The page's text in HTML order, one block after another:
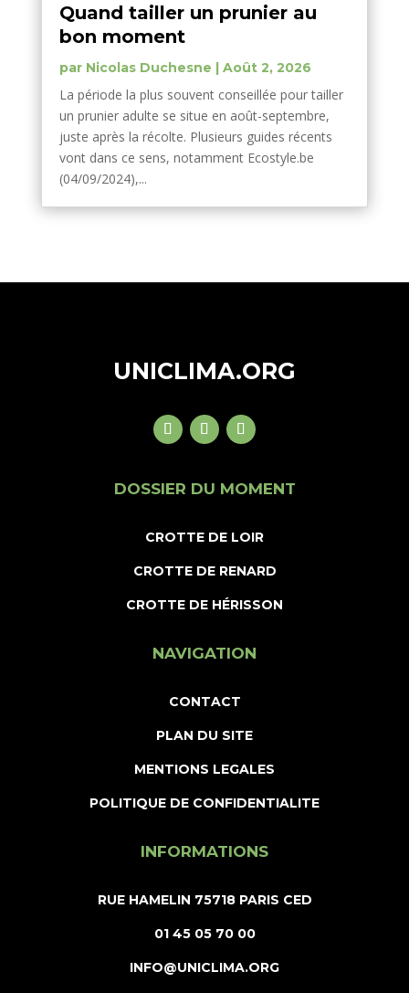
Quand tailler un prunier au
bon moment
par Nicolas Duchesne | Août 2, 2026
La période la plus souvent conseillée pour tailler
un prunier adulte se situe en août-septembre,
juste après la récolte. Plusieurs guides récents
vont dans ce sens, notamment Ecostyle.be
(04/09/2024),...
UNICLIMA.ORG
DOSSIER DU MOMENT
CROTTE DE LOIR
CROTTE DE RENARD
CROTTE DE HÉRISSON
NAVIGATION
CONTACT
PLAN DU SITE
MENTIONS LEGALES
POLITIQUE DE CONFIDENTIALITE
INFORMATIONS
RUE HAMELIN 75718 PARIS CED
01 45 05 70 00
INFO@UNICLIMA.ORG